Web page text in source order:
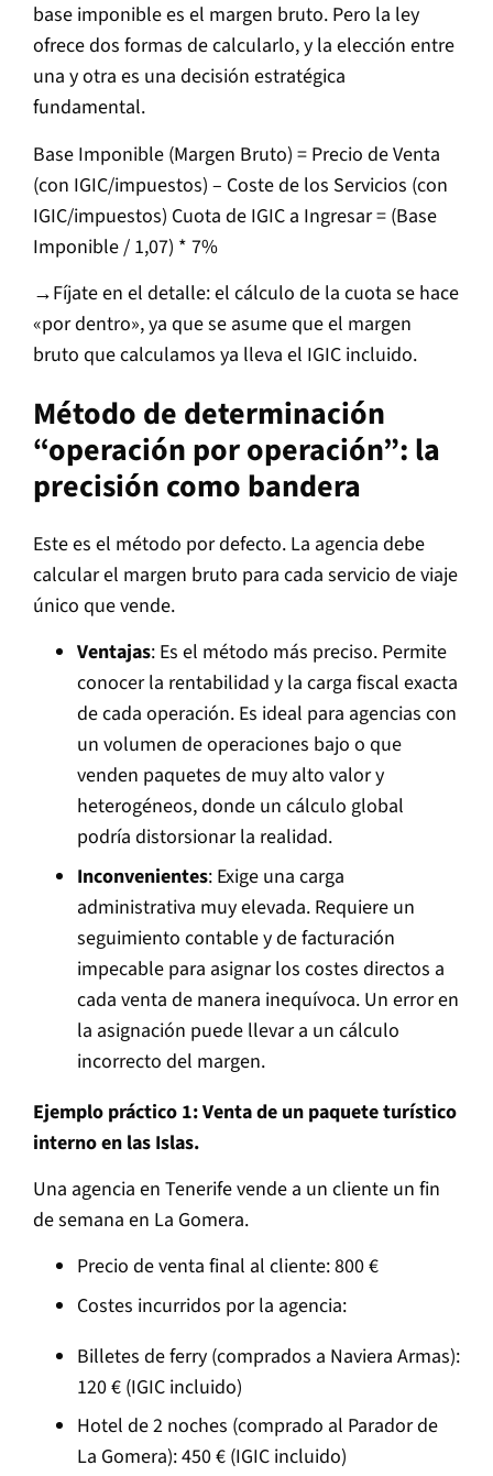
base imponible es el margen bruto. Pero la ley
ofrece dos formas de calcularlo, y la elección entre
una y otra es una decisión estratégica
fundamental.
Base Imponible (Margen Bruto) = Precio de Venta
(con IGIC/impuestos) – Coste de los Servicios (con
IGIC/impuestos) Cuota de IGIC a Ingresar = (Base
Imponible / 1,07) * 7%
→Fíjate en el detalle: el cálculo de la cuota se hace
«por dentro», ya que se asume que el margen
bruto que calculamos ya lleva el IGIC incluido.
Método de determinación
“operación por operación”: la
precisión como bandera
Este es el método por defecto. La agencia debe
calcular el margen bruto para cada servicio de viaje
único que vende.
Ventajas: Es el método más preciso. Permite
conocer la rentabilidad y la carga fiscal exacta
de cada operación. Es ideal para agencias con
un volumen de operaciones bajo o que
venden paquetes de muy alto valor y
heterogéneos, donde un cálculo global
podría distorsionar la realidad.
Inconvenientes: Exige una carga
administrativa muy elevada. Requiere un
seguimiento contable y de facturación
impecable para asignar los costes directos a
cada venta de manera inequívoca. Un error en
la asignación puede llevar a un cálculo
incorrecto del margen.
Ejemplo práctico 1: Venta de un paquete turístico
interno en las Islas.
Una agencia en Tenerife vende a un cliente un fin
de semana en La Gomera.
Precio de venta final al cliente: 800 €
Costes incurridos por la agencia:
Billetes de ferry (comprados a Naviera Armas):
120 € (IGIC incluido)
Hotel de 2 noches (comprado al Parador de
La Gomera): 450 € (IGIC incluido)